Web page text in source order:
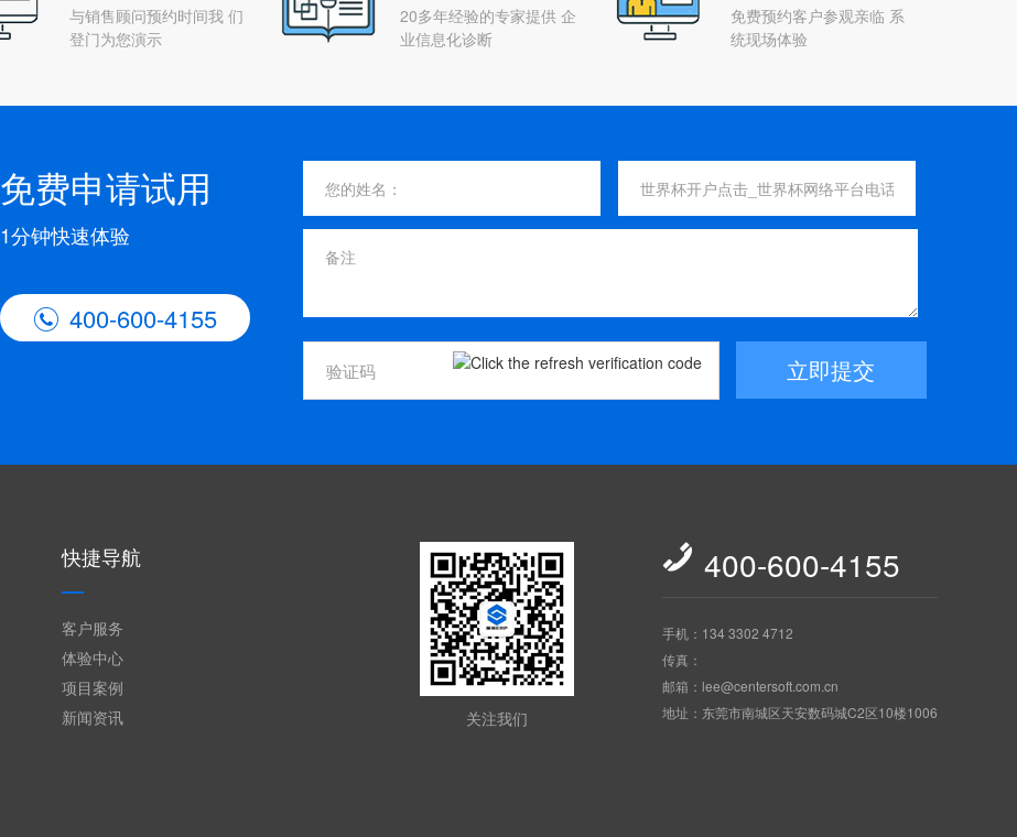
与销售顾问预约时间我 们
登门为您演示
20多年经验的专家提供 企
业信息化诊断
免费预约客户参观亲临 系
统现场体验
免费申请试用
1分钟快速体验
 400-600-4155
立即提交
快捷导航
客户服务
体验中心
项目案例
新闻资讯
 400-600-4155
手机：134 3302 4712
传真：
邮箱：lee@centersoft.com.cn
地址：东莞市南城区天安数码城C2区10楼1006
关注我们